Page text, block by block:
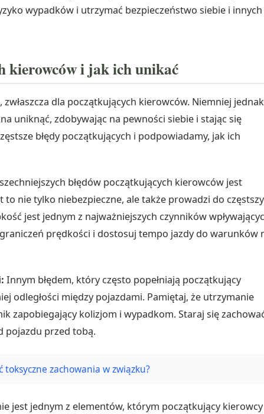
wypadków i utrzymać bezpieczeństwo siebie i innych
kierowców i jak ich unikać
dla początkujących kierowców. Niemniej
uniknąć, zdobywając na pewności siebie i stając się
błędy początkujących i podpowiadamy, jak ich
błędów początkujących kierowców jest
nie tylko niebezpieczne, ale także prowadzi do
jest jednym z najważniejszych czynników
prędkości i dostosuj tempo jazdy do warunków
Innym błędem, który często popełniają początkujący
odległości między pojazdami. Pamiętaj, że utrzymanie
zapobiegający kolizjom i wypadkom. Staraj się
pojazdu przed tobą.
toksyczne zachowania w związku?
jest jednym z elementów, którym początkujący kierowcy